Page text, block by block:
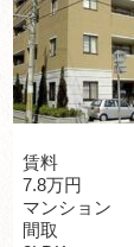
賃料
7.8万円
マンション
間取